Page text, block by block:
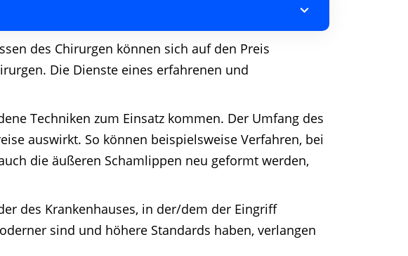
des Chirurgen können sich auf den Preis
Die Dienste eines erfahrenen und
Techniken zum Einsatz kommen. Der Umfang des
auswirkt. So können beispielsweise Verfahren, bei
die äußeren Schamlippen neu geformt werden,
des Krankenhauses, in der/dem der Eingriff
sind und höhere Standards haben, verlangen